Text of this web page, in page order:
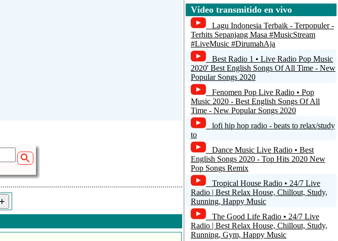
Radio Belvi 98.3 FM
Radio Student direkt v zilo - MidQ
Radio Slovensko
Vídeo transmitido en vivo
Lagu Indonesia Terbaik - Terpopuler -
Terhits Sepanjang Masa #MusicStream
#LiveMusic #DirumahAja
Best Radio 1 • Live Radio Pop Music
2020' Best English Songs Of All Time - New
Popular Songs 2020
Fenomen Pop Live Radio • Pop
Music 2020 - Best English Songs Of All
Time - New Popular Songs 2020
lofi hip hop radio - beats to relax/study
to
Dance Music Live Radio • Best
English Songs 2020 - Top Hits 2020 New
Pop Songs Remix
Tropical House Radio • 24/7 Live
Radio | Best Relax House, Chillout, Study,
Running, Happy Music
The Good Life Radio • 24/7 Live
Radio | Best Relax House, Chillout, Study,
Running, Gym, Happy Music